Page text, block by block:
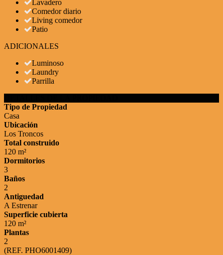
Lavadero
Comedor diario
Living comedor
Patio
ADICIONALES
Luminoso
Laundry
Parrilla
Tipo de Propiedad
Casa
Ubicación
Los Troncos
Total construido
120 m²
Dormitorios
3
Baños
2
Antiguedad
A Estrenar
Superficie cubierta
120 m²
Plantas
2
(REF. PHO6001409)